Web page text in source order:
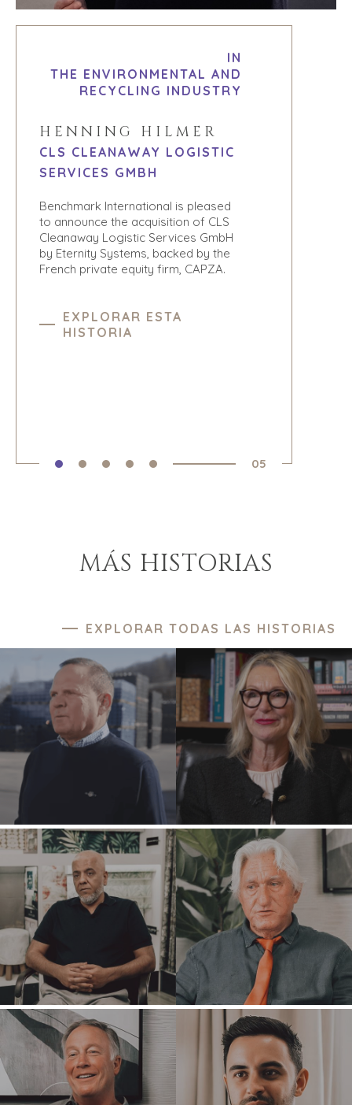
IN
THE ENVIRONMENTAL AND
RECYCLING INDUSTRY
HENNING HILMER
CLS CLEANAWAY LOGISTIC
SERVICES GMBH
Benchmark International is pleased
to announce the acquisition of CLS
Cleanaway Logistic Services GmbH
by Eternity Systems, backed by the
French private equity firm, CAPZA.
EXPLORAR ESTA
HISTORIA
05
MÁS HISTORIAS
EXPLORAR TODAS LAS HISTORIAS